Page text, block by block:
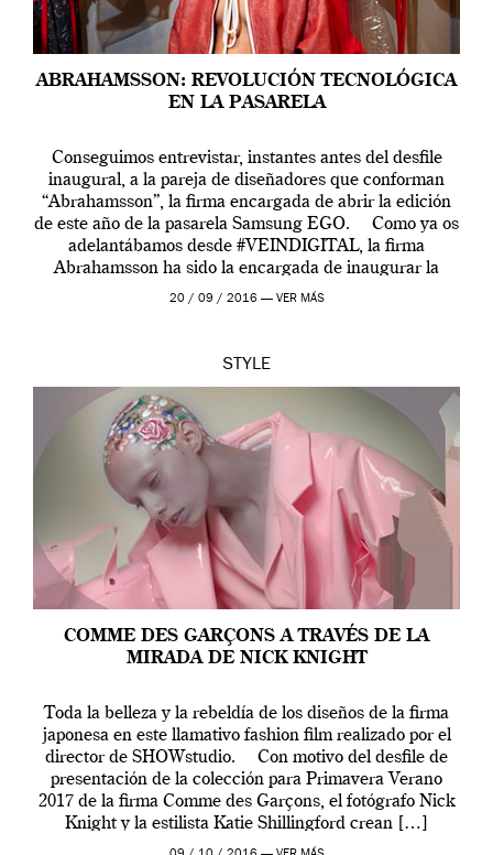
ABRAHAMSSON: REVOLUCIÓN TECNOLÓGICA
EN LA PASARELA
Conseguimos entrevistar, instantes antes del desfile
inaugural, a la pareja de diseñadores que conforman
“Abrahamsson”, la firma encargada de abrir la edición
de este año de la pasarela Samsung EGO. Como ya os
adelantábamos desde #VEINDIGITAL, la firma
Abrahamsson ha sido la encargada de inaugurar la
edición de este año de EGO, la […]
20 / 09 / 2016 — VER MÁS
STYLE
COMME DES GARÇONS A TRAVÉS DE LA
MIRADA DE NICK KNIGHT
Toda la belleza y la rebeldía de los diseños de la firma
japonesa en este llamativo fashion film realizado por el
director de SHOWstudio. Con motivo del desfile de
presentación de la colección para Primavera Verano
2017 de la firma Comme des Garçons, el fotógrafo Nick
Knight y la estilista Katie Shillingford crean […]